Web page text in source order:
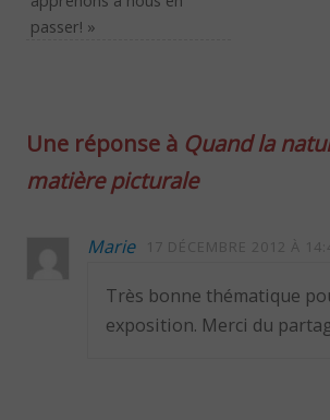
passer! »
Une réponse à Quand la
matière picturale
Marie 17 DÉCEMBRE 2012 À
Très bonne thématique
exposition. Merci du